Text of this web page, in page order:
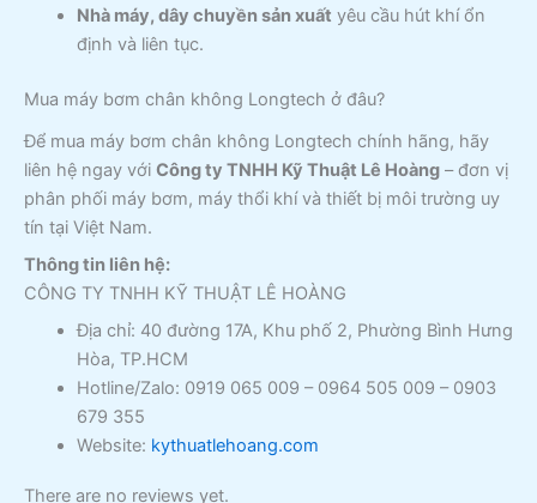
Nhà máy, dây chuyền sản xuất yêu cầu hút khí ổn
định và liên tục.
Mua máy bơm chân không Longtech ở đâu?
Để mua máy bơm chân không Longtech chính hãng, hãy
liên hệ ngay với Công ty TNHH Kỹ Thuật Lê Hoàng – đơn vị
phân phối máy bơm, máy thổi khí và thiết bị môi trường uy
tín tại Việt Nam.
Thông tin liên hệ:
CÔNG TY TNHH KỸ THUẬT LÊ HOÀNG
Địa chỉ: 40 đường 17A, Khu phố 2, Phường Bình Hưng
Hòa, TP.HCM
Hotline/Zalo: 0919 065 009 – 0964 505 009 – 0903
679 355
Website: kythuatlehoang.com
There are no reviews yet.